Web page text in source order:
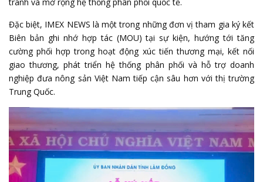
Đặc biệt, IMEX NEWS là một trong những đơn vị tham gia ký kết
Biên bản ghi nhớ hợp tác (MOU) tại sự kiện, hướng tới tăng
cường phối hợp trong hoạt động xúc tiến thương mại, kết nối
giao thương, phát triển hệ thống phân phối và hỗ trợ doanh
nghiệp đưa nông sản Việt Nam tiếp cận sâu hơn với thị trường
Trung Quốc.